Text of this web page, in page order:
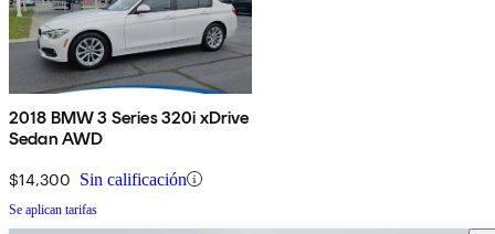
2018 BMW 3 Series 320i xDrive
Sedan AWD
$14,300 Sin calificación
Se aplican tarifas